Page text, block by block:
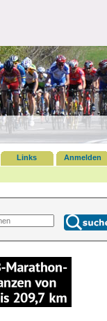
Links
Anmelden